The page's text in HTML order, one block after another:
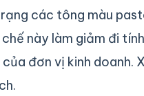
các tông màu
chế này làm giảm đi
đơn vị kinh doanh.